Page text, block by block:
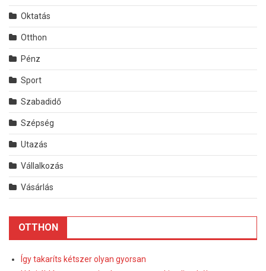
Oktatás
Otthon
Pénz
Sport
Szabadidő
Szépség
Utazás
Vállalkozás
Vásárlás
OTTHON
Így takaríts kétszer olyan gyorsan